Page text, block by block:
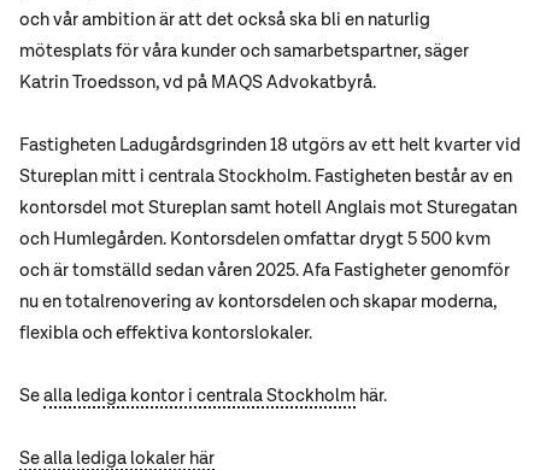
och vår ambition är att det också ska bli en naturlig
mötesplats för våra kunder och samarbetspartner, säger
Katrin Troedsson, vd på MAQS Advokatbyrå.
Fastigheten Ladugårdsgrinden 18 utgörs av ett helt kvarter vid
Stureplan mitt i centrala Stockholm. Fastigheten består av en
kontorsdel mot Stureplan samt hotell Anglais mot Sturegatan
och Humlegården. Kontorsdelen omfattar drygt 5 500 kvm
och är tomställd sedan våren 2025. Afa Fastigheter genomför
nu en totalrenovering av kontorsdelen och skapar moderna,
flexibla och effektiva kontorslokaler.
Sealla lediga kontor i centrala Stockholm här.
Se alla lediga lokaler här